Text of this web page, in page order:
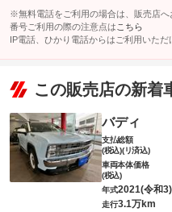
※無料電話をご利用の場合は、販売店
番号ご利用の際の注意点は こちら
IP電話、ひかり電話からはご利用いただ
この販売店の新着
バディ
支払総額
(税込)(リ済込)
車両本体価格
(税込)
年式2021(令和
走行3.1万km